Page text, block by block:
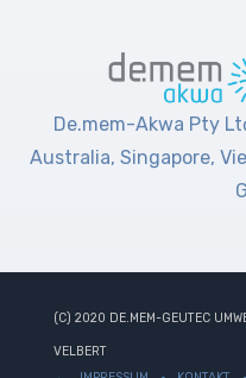
De.mem-Akwa Pty
Australia, Singapore,
(C) 2020 DE.MEM-GEUTEC
VELBERT